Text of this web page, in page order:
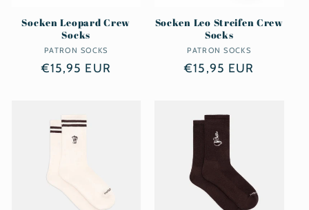
Socken Leopard Crew
Socks
Anbieter:
PATRON SOCKS
Normaler
€15,95 EUR
Socken Leo Streifen Crew
Socks
Anbieter:
PATRON SOCKS
Normaler
€15,95 EUR